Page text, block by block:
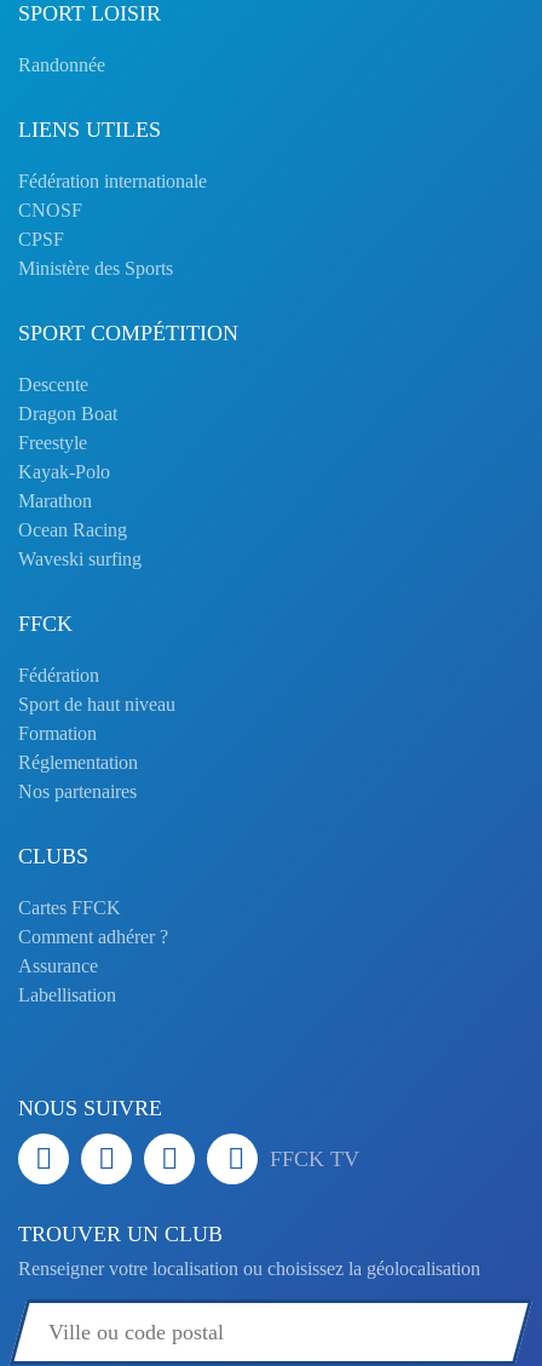
SPORT LOISIR
Randonnée
LIENS UTILES
Fédération internationale
CNOSF
CPSF
Ministère des Sports
SPORT COMPÉTITION
Descente
Dragon Boat
Freestyle
Kayak-Polo
Marathon
Ocean Racing
Waveski surfing
FFCK
Fédération
Sport de haut niveau
Formation
Réglementation
Nos partenaires
CLUBS
Cartes FFCK
Comment adhérer ?
Assurance
Labellisation
NOUS SUIVRE
FFCK TV
TROUVER UN CLUB
Renseigner votre localisation ou choisissez la géolocalisation